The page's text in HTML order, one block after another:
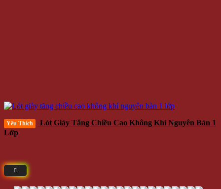
Yêu Thích
Lót Giày Tăng Chiều Cao Không Khí Nguyên Bàn 1
Lớp